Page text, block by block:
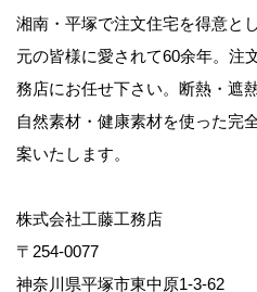
湘南・平塚で注文住宅を得意と
元の皆様に愛されて60余年。注
務店にお任せ下さい。断熱・遮
自然素材・健康素材を使った完
案いたします。
株式会社工藤工務店
〒254-0077
神奈川県平塚市東中原1-3-62